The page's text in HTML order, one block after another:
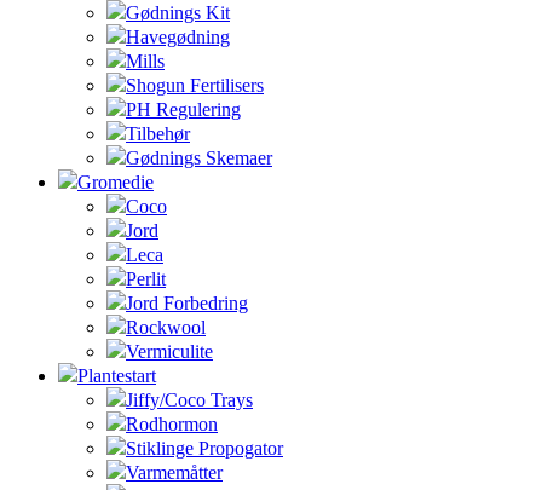
Gødnings Kit
Havegødning
Mills
Shogun Fertilisers
PH Regulering
Tilbehør
Gødnings Skemaer
Gromedie
Coco
Jord
Leca
Perlit
Jord Forbedring
Rockwool
Vermiculite
Plantestart
Jiffy/Coco Trays
Rodhormon
Stiklinge Propogator
Varmemåtter